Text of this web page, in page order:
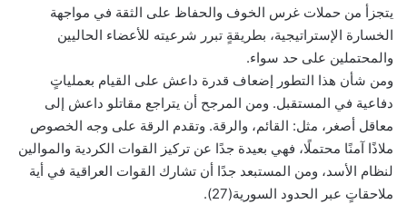
يتجزأ من حملات غرس الخوف والحفاظ على الثقة في مواجهة
الخسارة الإستراتيجية، بطريقةٍ تبرر شرعيته للأعضاء الحاليين
والمحتملين على حد سواء.
ومن شأن هذا التطور إضعاف قدرة داعش على القيام بعملياتٍ
دفاعية في المستقبل. ومن المرجح أن يتراجع مقاتلو داعش إلى
معاقل أصغر، مثل: القائم، والرقة. وتقدم الرقة على وجه الخصوص
ملاذًا آمنًا محتملًا، فهي بعيدة جدًا عن تركيز القوات الكردية والموالين
لنظام الأسد، ومن المستبعد جدًا أن تشارك القوات العراقية في أية
ملاحقاتٍ عبر الحدود السورية(27).